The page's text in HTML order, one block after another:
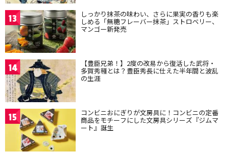
13 しっかり抹茶の味わい、さらに果実の香りも楽
しめる「無糖フレーバー抹茶」ストロベリー、
マンゴー新発売
14 【豊臣兄弟！】2度の改易から復活した武将・
多賀秀種とは？豊臣秀長に仕えた半年間と波乱
の生涯
15 コンビニおにぎりが文房具に！コンビニの定番
商品をモチーフにした文房具シリーズ『ジムマ
ート』誕生